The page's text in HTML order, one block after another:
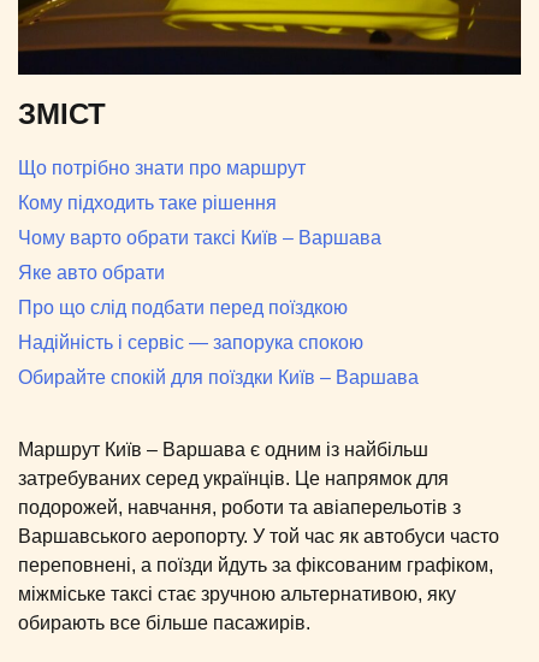
ЗМІСТ
Що потрібно знати про маршрут
Кому підходить таке рішення
Чому варто обрати таксі Київ – Варшава
Яке авто обрати
Про що слід подбати перед поїздкою
Надійність і сервіс — запорука спокою
Обирайте спокій для поїздки Київ – Варшава
Маршрут Київ – Варшава є одним із найбільш
затребуваних серед українців. Це напрямок для
подорожей, навчання, роботи та авіаперельотів з
Варшавського аеропорту. У той час як автобуси часто
переповнені, а поїзди йдуть за фіксованим графіком,
міжміське таксі стає зручною альтернативою, яку
обирають все більше пасажирів.